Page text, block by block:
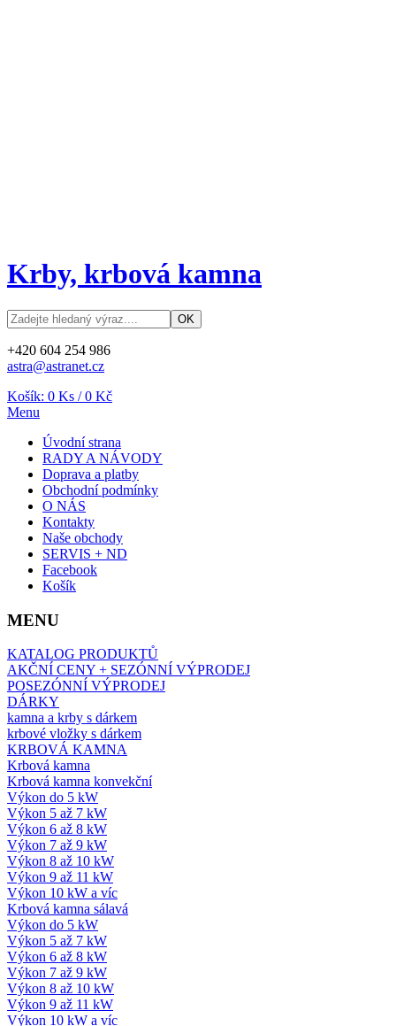
Krby, krbová kamna
+420 604 254 986
astra@astranet.cz
Košík: 0 Ks /0 Kč
Menu
Úvodní strana
RADY A NÁVODY
Doprava a platby
Obchodní podmínky
O NÁS
Kontakty
Naše obchody
SERVIS + ND
Facebook
Košík
MENU
KATALOG PRODUKTŮ
AKČNÍ CENY + SEZÓNNÍ VÝPRODEJ
POSEZÓNNÍ VÝPRODEJ
DÁRKY
kamna a krby s dárkem
krbové vložky s dárkem
KRBOVÁ KAMNA
Krbová kamna
Krbová kamna konvekční
Výkon do 5 kW
Výkon 5 až 7 kW
Výkon 6 až 8 kW
Výkon 7 až 9 kW
Výkon 8 až 10 kW
Výkon 9 až 11 kW
Výkon 10 kW a víc
Krbová kamna sálavá
Výkon do 5 kW
Výkon 5 až 7 kW
Výkon 6 až 8 kW
Výkon 7 až 9 kW
Výkon 8 až 10 kW
Výkon 9 až 11 kW
Výkon 10 kW a víc